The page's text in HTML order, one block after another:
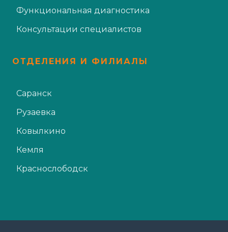
Функциональная диагностика
Консультации специалистов
ОТДЕЛЕНИЯ И ФИЛИАЛЫ
Саранск
Рузаевка
Ковылкино
Кемля
Краснослободск